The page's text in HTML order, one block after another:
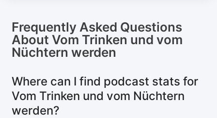
Frequently Asked Questions
About Vom Trinken und vom
Nüchtern werden
Where can I find podcast stats for
Vom Trinken und vom Nüchtern
werden?